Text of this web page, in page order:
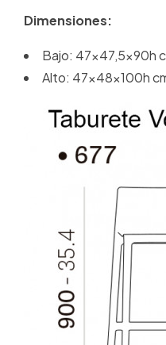
Dimensiones:
Bajo: 47x47,5x90h
Alto: 47x48x100h